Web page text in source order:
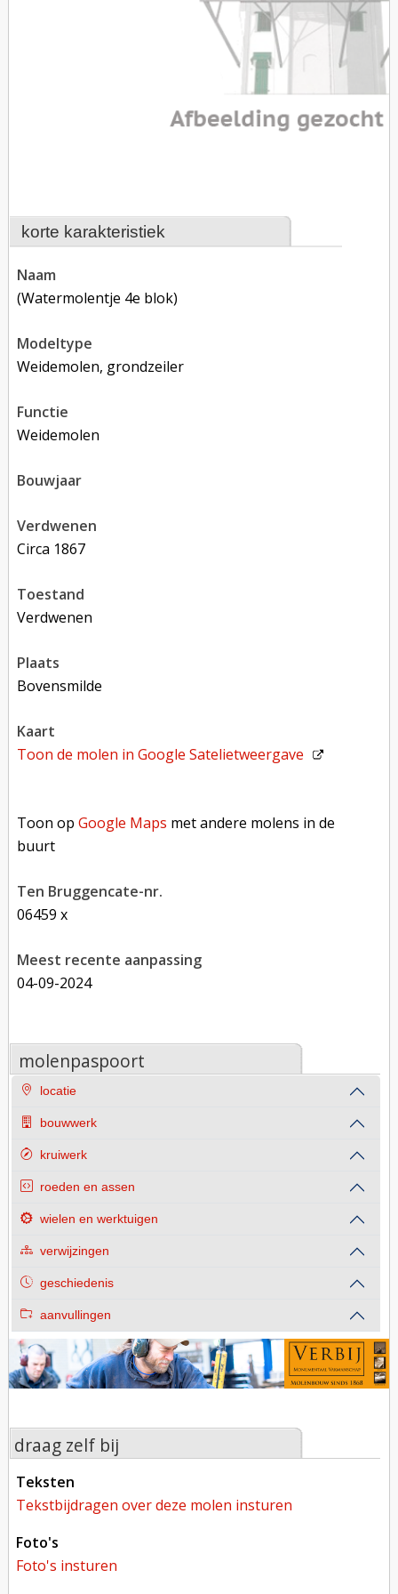
korte karakteristiek
naam
(watermolentje 4e blok)
modeltype
Weidemolen, grondzeiler
functie
weidemolen
bouwjaar
verdwenen
circa 1867
toestand
verdwenen
plaats
Bovensmilde
kaart
Toon de molen inGoogle Satelietweergave
Toon opGoogle Maps met andere molens in de
buurt
Ten Bruggencate-nr.
06459 x
Meest recente aanpassing
04-09-2024
molenpaspoort
locatie
bouwwerk
kruiwerk
roeden en assen
wielen en werktuigen
verwijzingen
geschiedenis
aanvullingen
draag zelf bij
teksten
tekstbijdragen over deze molen insturen
foto's
foto's insturen